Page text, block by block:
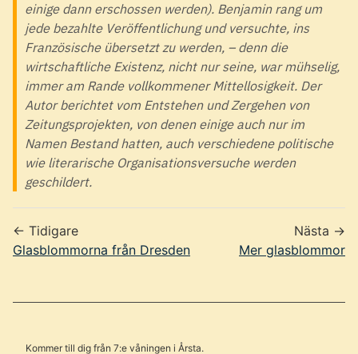
einige dann erschossen werden). Benjamin rang um
jede bezahlte Veröffentlichung und versuchte, ins
Französische übersetzt zu werden, – denn die
wirtschaftliche Existenz, nicht nur seine, war mühselig,
immer am Rande vollkommener Mittellosigkeit. Der
Autor berichtet vom Entstehen und Zergehen von
Zeitungsprojekten, von denen einige auch nur im
Namen Bestand hatten, auch verschiedene politische
wie literarische Organisationsversuche werden
geschildert.
← Tidigare
Glasblommorna från Dresden
Nästa →
Mer glasblommor
Kommer till dig från 7:e våningen i Årsta.